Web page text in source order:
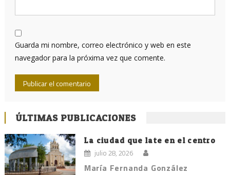
Guarda mi nombre, correo electrónico y web en este
navegador para la próxima vez que comente.
ÚLTIMAS PUBLICACIONES
La ciudad que late en el centro
julio 28, 2026
María Fernanda González